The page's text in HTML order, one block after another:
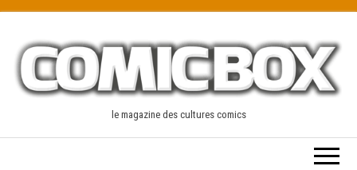
content
le magazine des cultures comics